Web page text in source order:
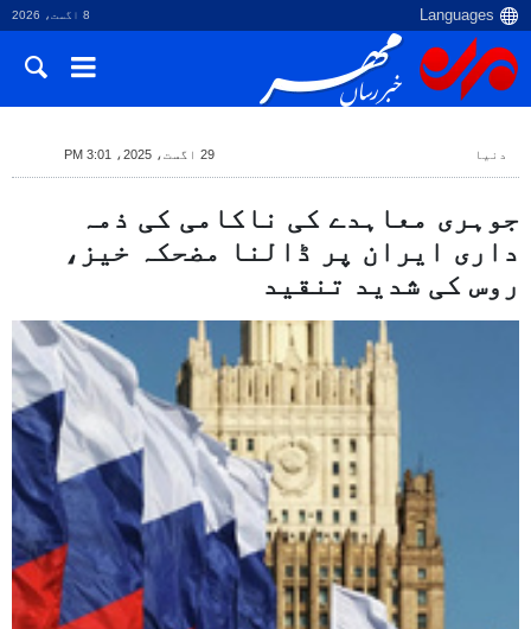
8 اگست، 2026
دنیا 29 اگست، 2025، 3:01 PM
جوہری معاہدے کی ناکامی کی ذمہ
داری ایران پر ڈالنا مضحکہ خیز،
روس کی شدید تنقید